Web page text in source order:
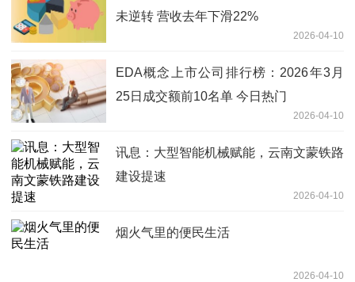
未逆转 营收去年下滑22%
2026-04-10
EDA概念上市公司排行榜：2026年3月
25日成交额前10名单 今日热门
2026-04-10
讯息：大型智能机械赋能，云南文蒙铁路
建设提速
2026-04-10
烟火气里的便民生活
2026-04-10